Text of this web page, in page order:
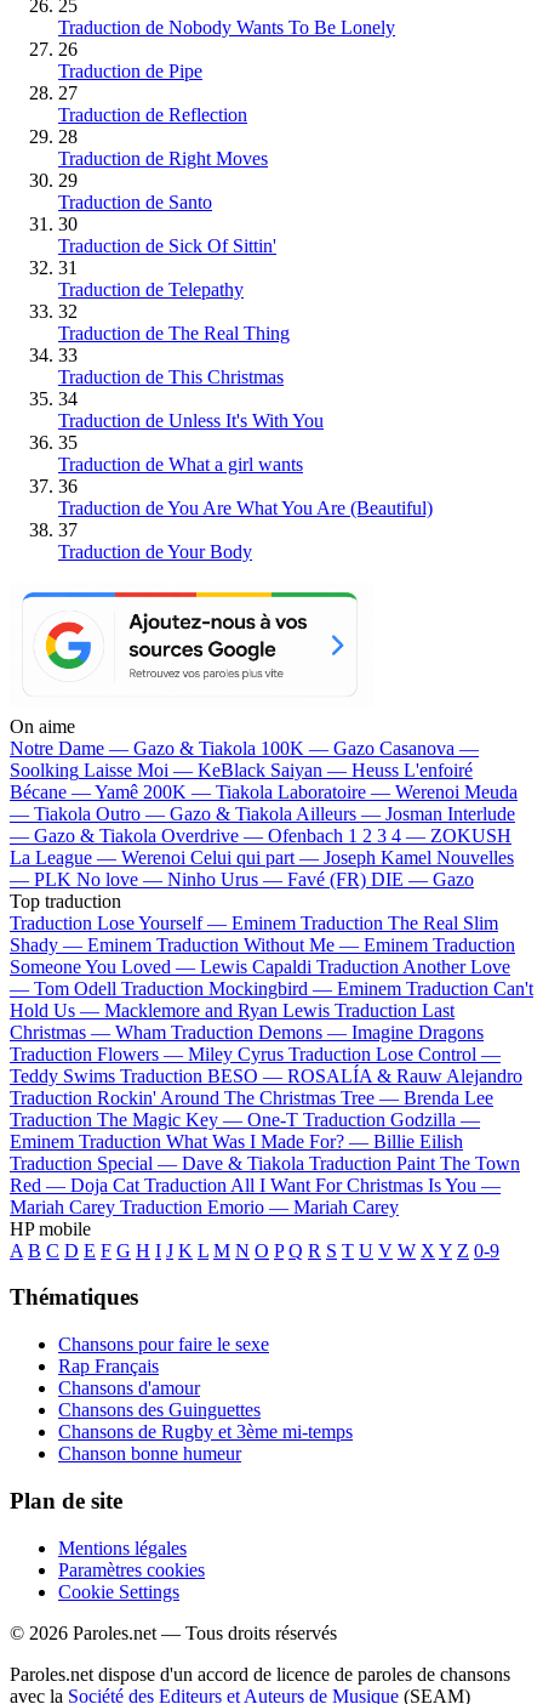
25
Traduction de Nobody Wants To Be Lonely
26
Traduction de Pipe
27
Traduction de Reflection
28
Traduction de Right Moves
29
Traduction de Santo
30
Traduction de Sick Of Sittin'
31
Traduction de Telepathy
32
Traduction de The Real Thing
33
Traduction de This Christmas
34
Traduction de Unless It's With You
35
Traduction de What a girl wants
36
Traduction de You Are What You Are (Beautiful)
37
Traduction de Your Body
On aime
Notre Dame — Gazo & Tiakola 100K — Gazo Casanova —
Soolking Laisse Moi — KeBlack Saiyan — Heuss L'enfoiré
Bécane —Yamê 200K — Tiakola Laboratoire — Werenoi Meuda
— Tiakola Outro — Gazo & Tiakola Ailleurs — Josman Interlude
— Gazo & Tiakola Overdrive — Ofenbach 1 2 3 4 — ZOKUSH
La League — Werenoi Celui qui part — Joseph Kamel Nouvelles
— PLK No love — Ninho Urus — Favé (FR) DIE — Gazo
Top traduction
Traduction Lose Yourself — Eminem Traduction The Real Slim
Shady — Eminem Traduction Without Me — Eminem Traduction
Someone You Loved — Lewis Capaldi Traduction Another Love
— Tom Odell Traduction Mockingbird — Eminem Traduction Can't
Hold Us — Macklemore and Ryan Lewis Traduction Last
Christmas — Wham Traduction Demons — Imagine Dragons
Traduction Flowers — Miley Cyrus Traduction Lose Control —
Teddy Swims Traduction BESO — ROSALÍA & Rauw Alejandro
Traduction Rockin' Around The Christmas Tree — Brenda Lee
Traduction The Magic Key — One-T Traduction Godzilla —
Eminem Traduction What Was I Made For? — Billie Eilish
Traduction Special — Dave & Tiakola Traduction Paint The Town
Red — Doja Cat Traduction All I Want For Christmas Is You —
Mariah Carey Traduction Emorio — Mariah Carey
HP mobile
A B C D E F G H I J K L M N O P Q R S T U V W X Y Z 0-9
Thématiques
Chansons pour faire le sexe
Rap Français
Chansons d'amour
Chansons des Guinguettes
Chansons de Rugby et 3ème mi-temps
Chanson bonne humeur
Plan de site
Mentions légales
Paramètres cookies
Cookie Settings
© 2026 Paroles.net — Tous droits réservés
Paroles.net dispose d'un accord de licence de paroles de chansons
avec la Société des Editeurs et Auteurs de Musique (SEAM)